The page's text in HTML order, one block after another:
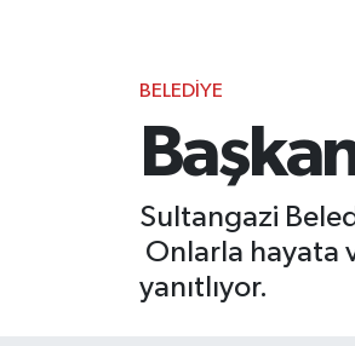
BELEDİYE
Sultangazi
Onlarla hayata
yanıtlıyor.